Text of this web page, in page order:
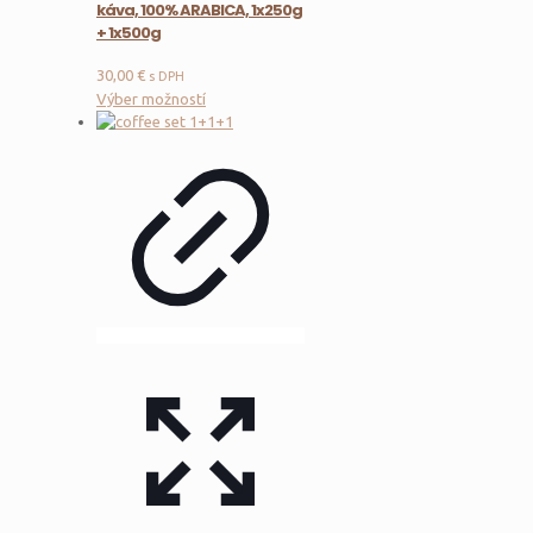
káva, 100% ARABICA, 1x250g
+ 1x500g
30,00 € s DPH
Výber možnostíTento
produkt
viacero
variantov.
Možnosti
si
môžete
vybrať
na